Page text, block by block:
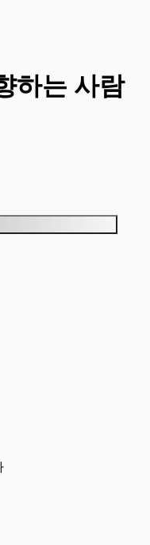
하는 사람